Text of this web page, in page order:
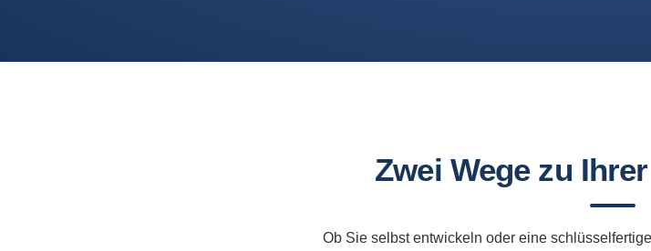
Zwei Wege zu
Ob Sie selbst entwickeln oder eine